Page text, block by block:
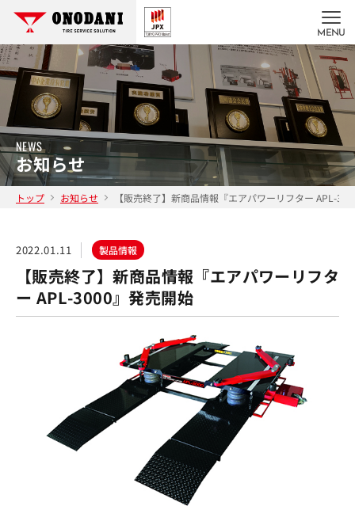
MENU
NEWS
お知らせ
トップ お知らせ 【販売終了】新商品情報『エアパワーリフター APL-
2022.01.11 製品情報
【販売終了】新商品情報『エアパワーリフタ
ー APL-3000』発売開始